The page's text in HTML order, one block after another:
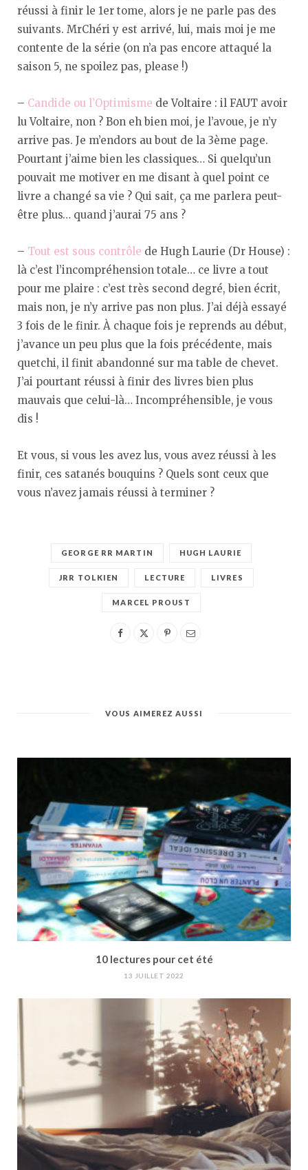
réussi à finir le 1er tome, alors je ne parle pas des
suivants. MrChéri y est arrivé, lui, mais moi je me
contente de la série (on n’a pas encore attaqué la
saison 5, ne spoilez pas, please !)
– Candide ou l’Optimisme de Voltaire : il FAUT avoir
lu Voltaire, non ? Bon eh bien moi, je l’avoue, je n’y
arrive pas. Je m’endors au bout de la 3ème page.
Pourtant j’aime bien les classiques… Si quelqu’un
pouvait me motiver en me disant à quel point ce
livre a changé sa vie ? Qui sait, ça me parlera peut-
être plus… quand j’aurai 75 ans ?
– Tout est sous contrôle de Hugh Laurie (Dr House) :
là c’est l’incompréhension totale… ce livre a tout
pour me plaire : c’est très second degré, bien écrit,
mais non, je n’y arrive pas non plus. J’ai déjà essayé
3 fois de le finir. À chaque fois je reprends au début,
j’avance un peu plus que la fois précédente, mais
quetchi, il finit abandonné sur ma table de chevet.
J’ai pourtant réussi à finir des livres bien plus
mauvais que celui-là… Incompréhensible, je vous
dis !
Et vous, si vous les avez lus, vous avez réussi à les
finir, ces satanés bouquins ? Quels sont ceux que
vous n’avez jamais réussi à terminer ?
GEORGE RR MARTIN HUGH LAURIE
JRR TOLKIEN LECTURE LIVRES
MARCEL PROUST
VOUS AIMEREZ AUSSI
10 lectures pour cet été
13 JUILLET 2022